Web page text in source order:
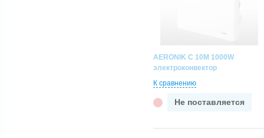
AERONIK C 10M 1000W
электроконвектор
К сравнению
Не поставляется